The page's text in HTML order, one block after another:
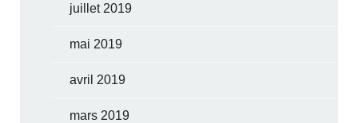
juillet 2019
mai 2019
avril 2019
mars 2019